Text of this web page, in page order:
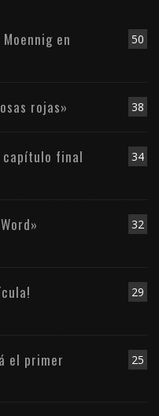
50
en
38
rojas»
34
capítulo final
32
29
25
el primer